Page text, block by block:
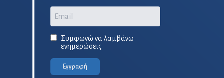
Email
Συμφωνώ να λαμβάνω
ενημερώσεις
Εγγραφή